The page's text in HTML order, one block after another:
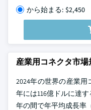
から始まる: $2,450
産業用コネクタ市場
2024年の世界の産業用
年には116億ドルに達
年の間で年平均成長率